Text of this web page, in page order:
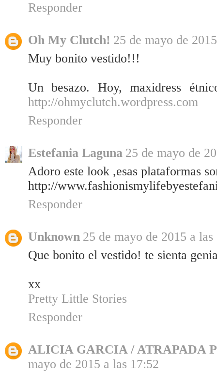
Responder
Oh My Clutch! 25 de mayo de
Muy bonito vestido!!!
Un besazo. Hoy, maxidress
http://ohmyclutch.wordpress.com
Responder
Estefania Laguna 25 de mayo de
Adoro este look ,esas plataformas
http://
Responder
Unknown 25 de mayo de 2015 a las
Que bonito el vestido! te sienta
xx
Pretty Little Stories
Responder
ALICIA GARCIA / ATRAPADA
mayo de 2015 a las 17:52